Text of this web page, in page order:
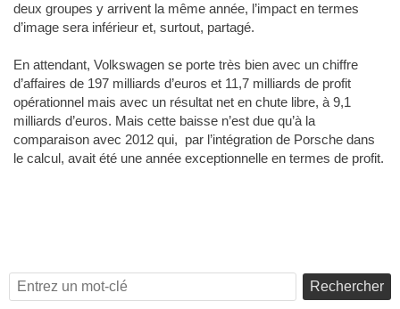
deux groupes y arrivent la même année, l’impact en termes
d’image sera inférieur et, surtout, partagé.
En attendant, Volkswagen se porte très bien avec un chiffre
d’affaires de 197 milliards d’euros et 11,7 milliards de profit
opérationnel mais avec un résultat net en chute libre, à 9,1
milliards d’euros. Mais cette baisse n’est due qu’à la
comparaison avec 2012 qui, par l’intégration de Porsche dans
le calcul, avait été une année exceptionnelle en termes de profit.
Rechercher